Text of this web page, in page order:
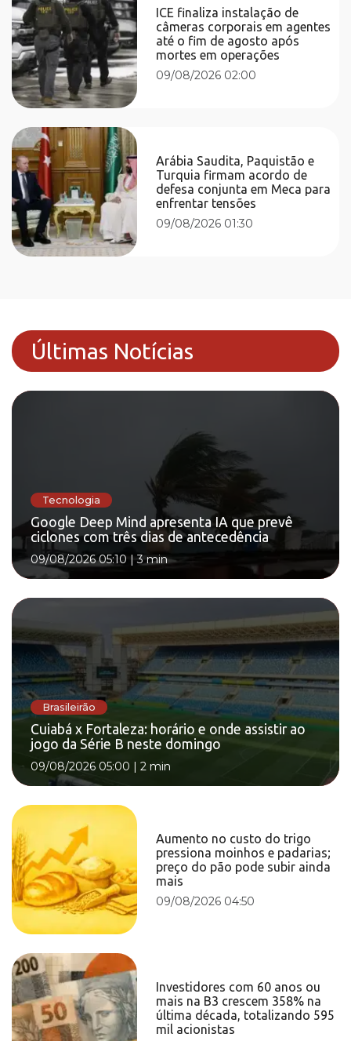
ICE finaliza instalação de
câmeras corporais em agentes
até o fim de agosto após
mortes em operações
09/08/2026 02:00
Arábia Saudita, Paquistão e
Turquia firmam acordo de
defesa conjunta em Meca para
enfrentar tensões
09/08/2026 01:30
Últimas Notícias
Tecnologia
Google Deep Mind apresenta IA que prevê
ciclones com três dias de antecedência
09/08/2026 05:10 |3 min
Brasileirão
Cuiabá x Fortaleza: horário e onde assistir ao
jogo da Série B neste domingo
09/08/2026 05:00 | 2 min
Aumento no custo do trigo
pressiona moinhos e padarias;
preço do pão pode subir ainda
mais
09/08/2026 04:50
Investidores com 60 anos ou
mais na B3 crescem 358% na
última década, totalizando 595
mil acionistas